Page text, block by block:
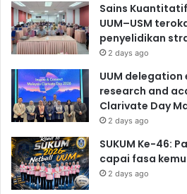
Sains
UUM–USM
penyelidikan
2 days ago
UUM
research and
Clarivate Day
2 days ago
SUKUM Ke-46:
capai fasa
2 days ago